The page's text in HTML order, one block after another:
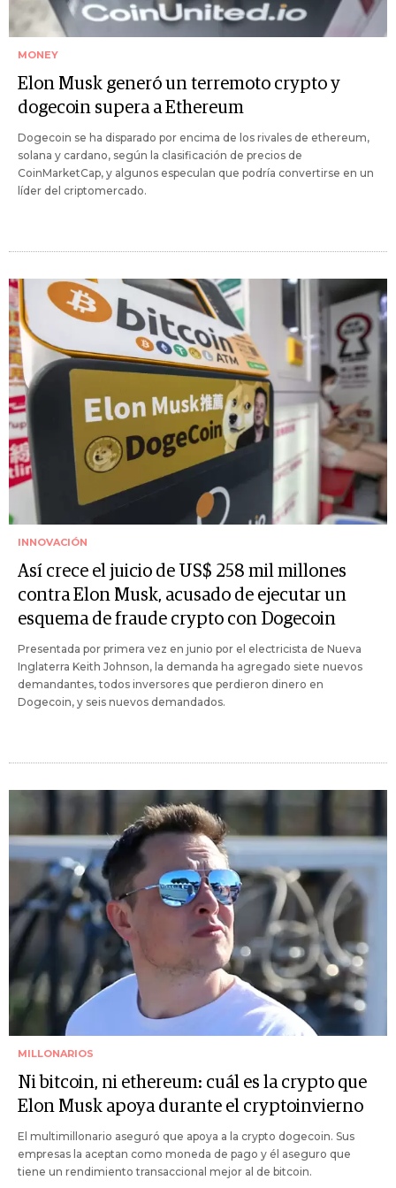
MONEY
Elon Musk generó un terremoto crypto y
dogecoin supera a Ethereum
Dogecoin se ha disparado por encima de los rivales de ethereum,
solana y cardano, según la clasificación de precios de
CoinMarketCap, y algunos especulan que podría convertirse en un
líder del criptomercado.
INNOVACIÓN
Así crece el juicio de US$ 258 mil millones
contra Elon Musk, acusado de ejecutar un
esquema de fraude crypto con Dogecoin
Presentada por primera vez en junio por el electricista de Nueva
Inglaterra Keith Johnson, la demanda ha agregado siete nuevos
demandantes, todos inversores que perdieron dinero en
Dogecoin, y seis nuevos demandados.
MILLONARIOS
Ni bitcoin, ni ethereum: cuál es la crypto que
Elon Musk apoya durante el cryptoinvierno
El multimillonario aseguró que apoya a la crypto dogecoin. Sus
empresas la aceptan como moneda de pago y él aseguro que
tiene un rendimiento transaccional mejor al de bitcoin.